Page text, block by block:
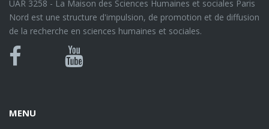
UAR 3258 - La Maison des Sciences Humaines et sociales Paris
Nord est une structure d'impulsion, de promotion et de diffusion
de la recherche en sciences humaines et sociales.
Bluesky
Canal
MENU